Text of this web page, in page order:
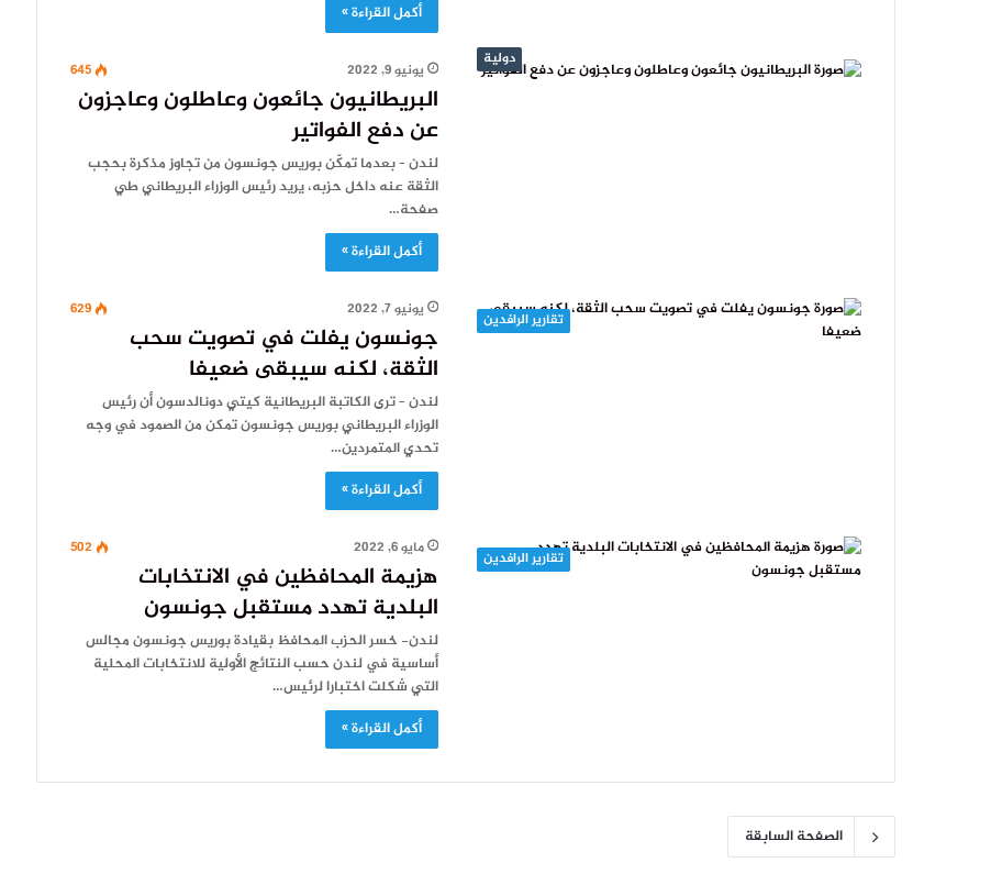
أكمل القراءة »
دولية
يونيو 9, 2022 645
البريطانيون جائعون وعاطلون وعاجزون
عن دفع الفواتير
لندن – بعدما تمكّن بوريس جونسون من تجاوز مذكرة بحجب
الثقة عنه داخل حزبه، يريد رئيس الوزراء البريطاني طي
صفحة…
أكمل القراءة »
تقارير الرافدين يونيو 7, 2022 629
جونسون يفلت في تصويت سحب
الثقة، لكنه سيبقى ضعيفا
لندن – ترى الكاتبة البريطانية كيتي دونالدسون أن رئيس
الوزراء البريطاني بوريس جونسون تمكن من الصمود في وجه
تحدي المتمردين…
أكمل القراءة »
تقارير الرافدين مايو 6, 2022 502
هزيمة المحافظين في الانتخابات
البلدية تهدد مستقبل جونسون
لندن- خسر الحزب المحافظ بقيادة بوريس جونسون مجالس
أساسية في لندن حسب النتائج الأولية للانتخابات المحلية
التي شكلت اختبارا لرئيس…
أكمل القراءة »
الصفحة السابقة